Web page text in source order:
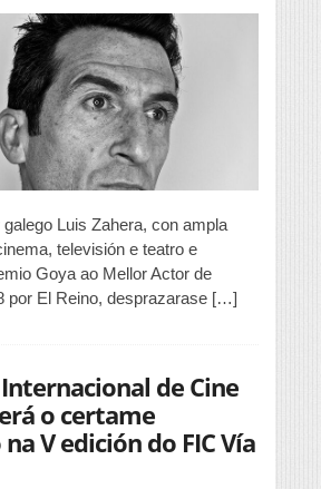
homenaxea
Luis
Zahera
Luis Zahera, con ampla
televisión e teatro e
Goya ao Mellor Actor de
por El Reino, desprazarase […]
de Cine
o certame
V edición do FIC Vía